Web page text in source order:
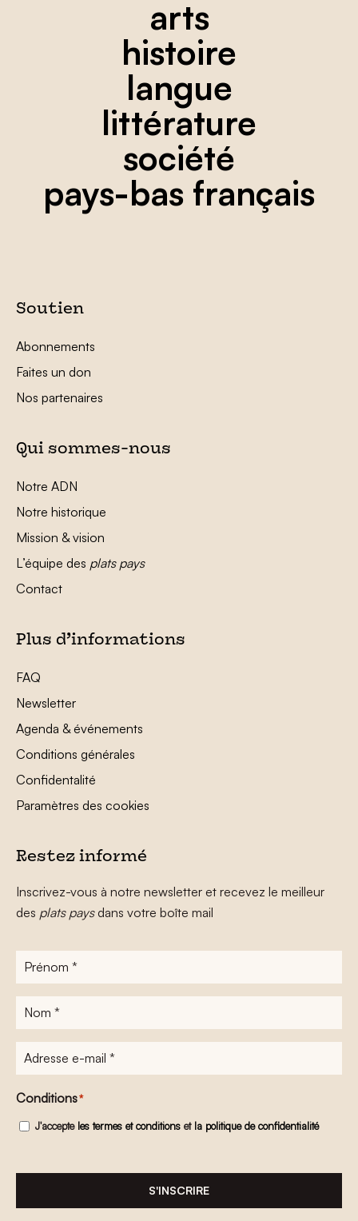
arts
histoire
langue
littérature
société
pays-bas français
Soutien
Abonnements
Faites un don
Nos partenaires
Qui sommes-nous
Notre ADN
Notre historique
Mission & vision
L’équipe des plats pays
Contact
Plus d’informations
FAQ
Newsletter
Agenda & événements
Conditions générales
Confidentalité
Paramètres des cookies
Restez informé
Inscrivez-vous à notre newsletter et recevez le meilleur
des plats paysdans votre boîte mail
Prénom
Nom
Adresse
e-
mail*
Conditions*
J'accepte les termes et conditions et la politique de confidentialité
S'INSCRIRE